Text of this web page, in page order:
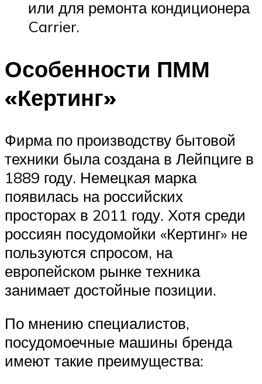
или для ремонта кондиционера
Carrier.
Особенности ПММ
«Кертинг»
Фирма по производству бытовой
техники была создана в Лейпциге в
1889 году. Немецкая марка
появилась на российских
просторах в 2011 году. Хотя среди
россиян посудомойки «Кертинг» не
пользуются спросом, на
европейском рынке техника
занимает достойные позиции.
По мнению специалистов,
посудомоечные машины бренда
имеют такие преимущества: